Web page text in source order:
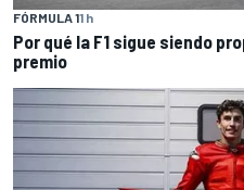
FÓRMULA 11 h
Por qué la F1 sigue siendo
premio